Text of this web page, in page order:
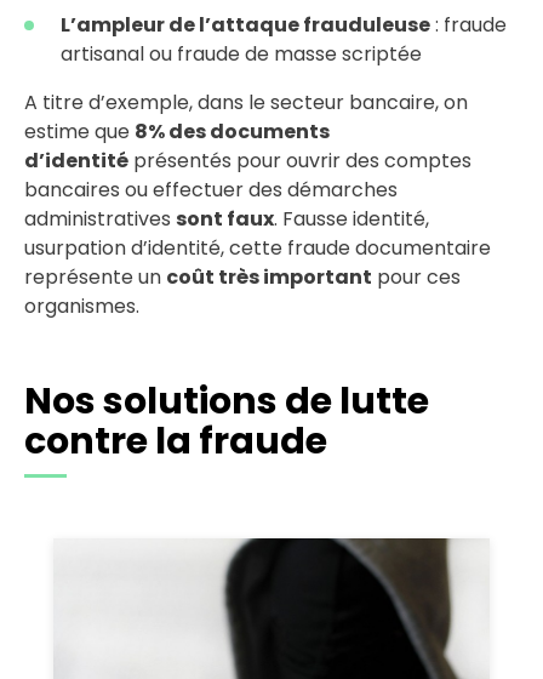
L’ampleur de l’attaque frauduleuse: fraude
artisanal ou fraude de masse scriptée ​
A titre d’exemple, dans le secteur bancaire, on
estime que 8% des documents
d’identité présentés pour ouvrir des comptes
bancaires ou effectuer des démarches
administratives sont faux. Fausse identité,
usurpation d’identité, cette fraude documentaire
représente un coût très important pour ces
organismes.
Nos solutions de lutte
contre la fraude